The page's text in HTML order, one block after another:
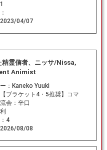
2023/04/07
精霊信者、ニッサ/Nissa,
Animist
： Kaneko Yuuki
【ブラケット4・5推奨】コマ
会：辛口
4
2026/08/08